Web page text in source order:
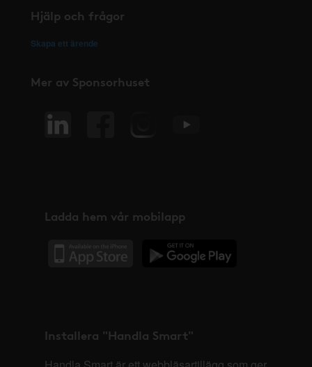
Hjälp och frågor
Skapa ett ärende
Mer av Sponsorhuset
Ladda hem vår mobilapp
Installera "Handla Smart"